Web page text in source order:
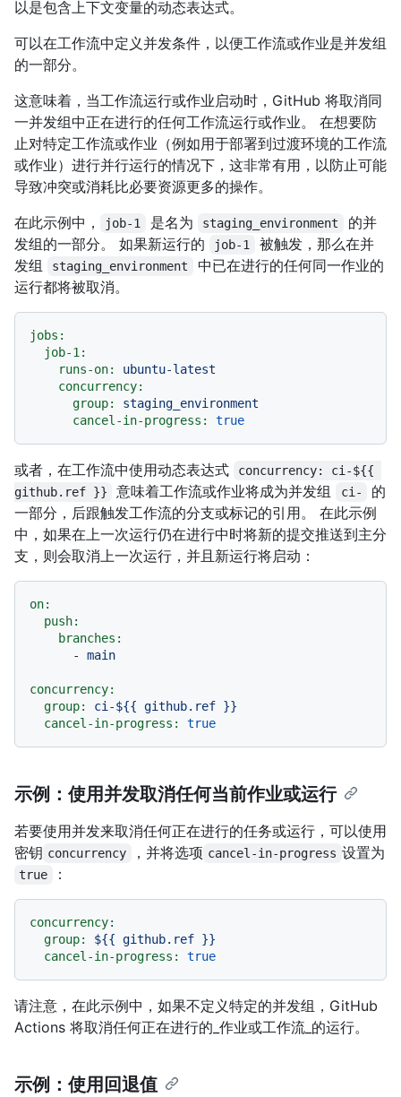
以是包含上下文变量的动态表达式。
可以在工作流中定义并发条件，以便工作流或作业是并发组
的一部分。
这意味着，当工作流运行或作业启动时，GitHub 将取消同
一并发组中正在进行的任何工作流运行或作业。 在想要防
止对特定工作流或作业（例如用于部署到过渡环境的工作流
或作业）进行并行运行的情况下，这非常有用，以防止可能
导致冲突或消耗比必要资源更多的操作。
在此示例中，
job-1 是名为 staging_environment
的并
发组的一部分。 如果新运行的
job-1
被触发，那么在并
发组
staging_environment
中已在进行的任何同一作业的
运行都将被取消。
jobs:
job-1:
runs-on:
ubuntu-latest
concurrency:
group:
staging_environment
cancel-in-progress:
true
或者，在工作流中使用动态表达式
concurrency: ci-${{
github.ref }}
意味着工作流或作业将成为并发组 ci-
的
一部分，后跟触发工作流的分支或标记的引用。 在此示例
中，如果在上一次运行仍在进行中时将新的提交推送到主分
支，则会取消上一次运行，并且新运行将启动：
on:
push:
branches:
-
main
concurrency:
group:
ci-${{ github.ref }}
cancel-in-progress:
true
示例：使用并发取消任何当前作业或运行
若要使用并发来取消任何正在进行的任务或运行，可以使用
密钥 concurrency ，并将选项 cancel-in-progress 设置为
true ：
concurrency:
group:
${{ github.ref }}
cancel-in-progress:
true
请注意，在此示例中，如果不定义特定的并发组，GitHub
Actions 将取消任何正在进行的_作业或工作流_的运行。
示例：使用回退值